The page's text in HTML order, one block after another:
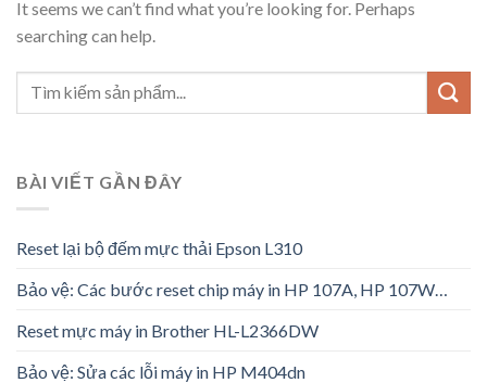
It seems we can’t find what you’re looking for. Perhaps
searching can help.
BÀI VIẾT GẦN ĐÂY
Reset lại bộ đếm mực thải Epson L310
Bảo vệ: Các bước reset chip máy in HP 107A, HP 107W…
Reset mực máy in Brother HL-L2366DW
Bảo vệ: Sửa các lỗi máy in HP M404dn